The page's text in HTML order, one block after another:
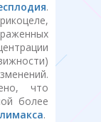
.
что
более
.